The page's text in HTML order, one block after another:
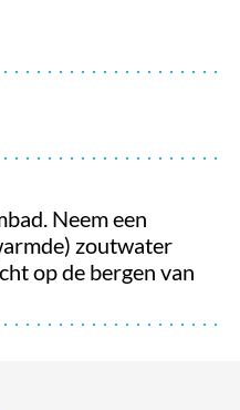
Neem een
zoutwater
op de bergen van